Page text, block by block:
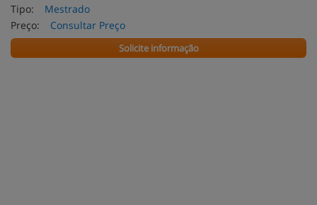
Tipo:
Mestrado
Preço:
Consultar Preço
Solicite informação